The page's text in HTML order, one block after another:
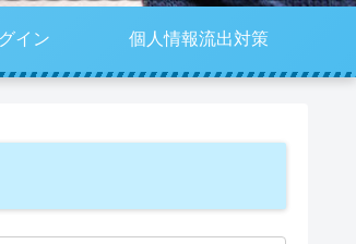
イン 個人情報流出対策